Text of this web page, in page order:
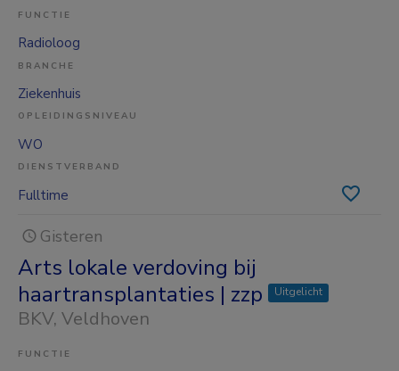
FUNCTIE
Radioloog
BRANCHE
Ziekenhuis
OPLEIDINGSNIVEAU
WO
DIENSTVERBAND
Fulltime
Gisteren
Arts lokale verdoving bij
haartransplantaties | zzp
Uitgelicht
BKV, Veldhoven
FUNCTIE